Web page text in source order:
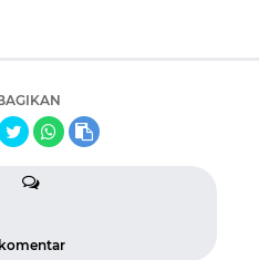
komentar